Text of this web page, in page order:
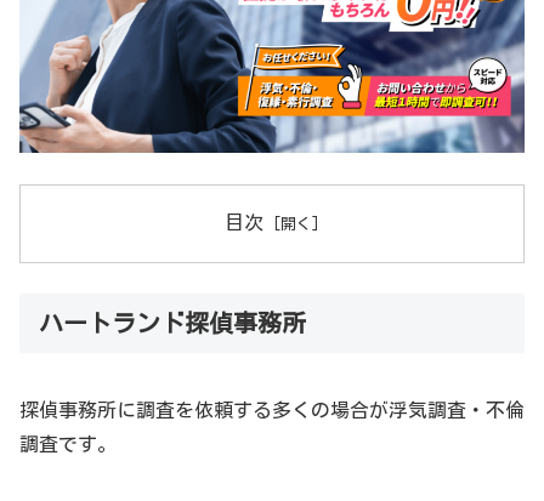
目次
ハートランド探偵事務所
探偵事務所に調査を依頼する多くの場合が浮気調査・不倫
調査です。